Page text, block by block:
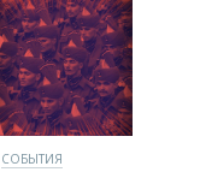
СОБЫТИЯ